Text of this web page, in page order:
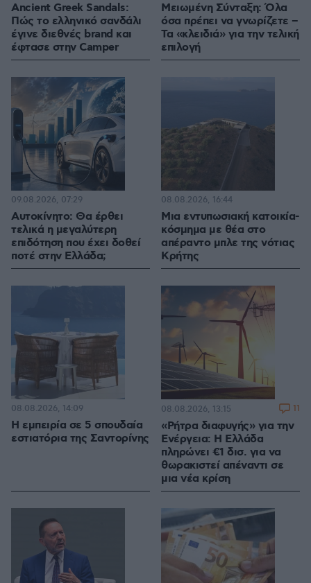
Ancient Greek Sandals:
Πώς το ελληνικό σανδάλι
έγινε διεθνές brand και
έφτασε στην Camper
Μειωμένη Σύνταξη: Όλα
όσα πρέπει να γνωρίζετε –
Τα «κλειδιά» για την τελική
επιλογή
Αυτοκίνητο: Θα έρθει
τελικά η μεγαλύτερη
επιδότηση που έχει δοθεί
ποτέ στην Ελλάδα;
09.08.2026, 07:29
Μια εντυπωσιακή κατοικία-
κόσμημα με θέα στο
απέραντο μπλε της νότιας
Κρήτης
08.08.2026, 16:44
Η εμπειρία σε 5 σπουδαία
εστιατόρια της Σαντορίνης
08.08.2026, 14:09
«Ρήτρα διαφυγής» για την
Ενέργεια: Η Ελλάδα
πληρώνει €1 δισ. για να
θωρακιστεί απέναντι σε
μια νέα κρίση
08.08.2026, 13:15 11